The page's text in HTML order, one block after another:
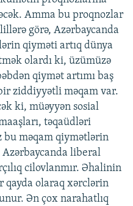
Amma bu proqnozlar
görə, Azərbaycanda
qiyməti artıq dünya
olardı ki, üzümüzə
qiymət artımı baş
ziddiyyətli məqam var.
ki, müəyyən sosial
təqaüdləri
bu məqam qiymətlərin
Azərbaycanda liberal
cilovlanmır. Əhalinin
qayda olaraq xərclərin
Ən çox narahatlıq